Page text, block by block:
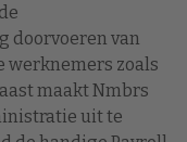
doorvoeren van
werknemers zoals
maakt Nmbrs
uit te